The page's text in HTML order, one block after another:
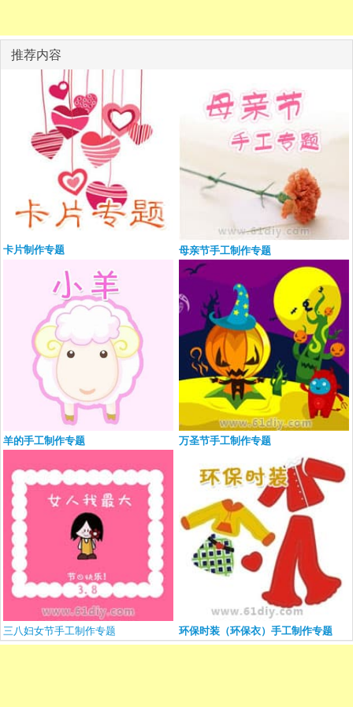
推荐内容
卡片制作专题 母亲节手工制作专题
羊的手工制作专题 万圣节手工制作专题
三八妇女节手工制作专题 环保时装（环保衣）手工制作专题